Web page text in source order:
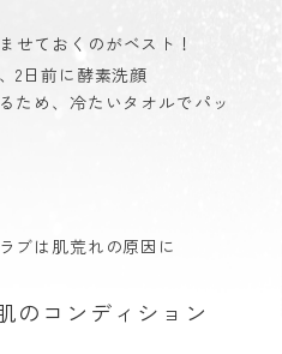
せておくのがベスト！
2日前に酵素洗顔
ため、冷たいタオルでパッ
ブは肌荒れの原因に
のコンディション